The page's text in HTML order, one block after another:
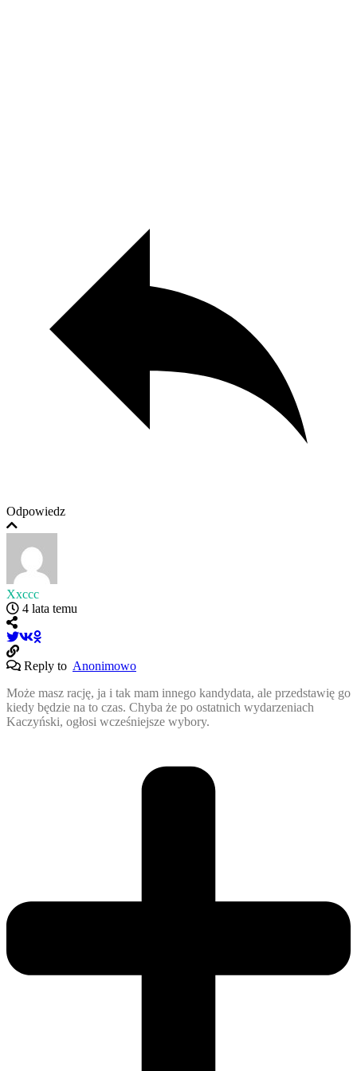
Odpowiedz
Xxccc
4 lata temu
Reply to Anonimowo
Może masz rację, ja i tak mam innego kandydata, ale przedstawię go
kiedy będzie na to czas. Chyba że po ostatnich wydarzeniach
Kaczyński, ogłosi wcześniejsze wybory.